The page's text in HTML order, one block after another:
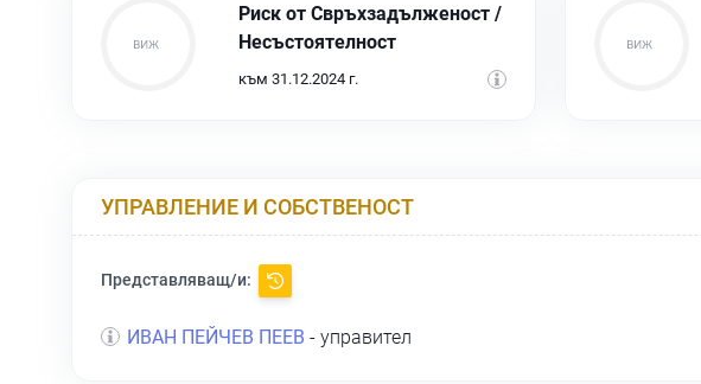
Риск от Свръхзадълженост /
Несъстоятелност
към 31.12.2024 г.
УПРАВЛЕНИЕ И СОБСТВЕНОСТ
Представляващ/и:
ИВАН ПЕЙЧЕВ ПЕЕВ - управител